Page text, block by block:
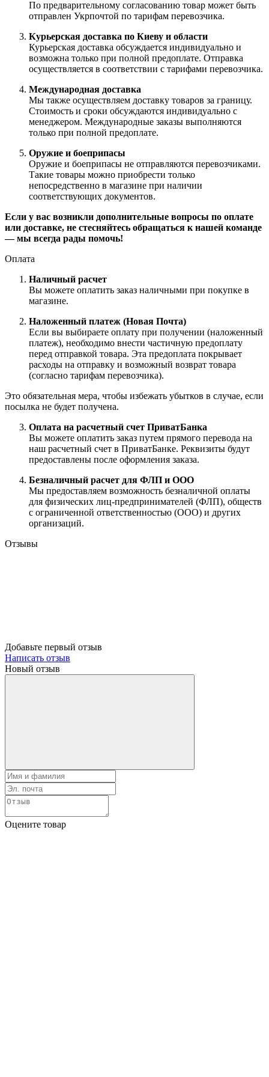
По предварительному согласованию товар может быть
отправлен Укрпочтой по тарифам перевозчика.
Курьерская доставка по Киеву и области
Курьерская доставка обсуждается индивидуально и
возможна только при полной предоплате. Отправка
осуществляется в соответствии с тарифами перевозчика.
Международная доставка
Мы также осуществляем доставку товаров за границу.
Стоимость и сроки обсуждаются индивидуально с
менеджером. Международные заказы выполняются
только при полной предоплате.
Оружие и боеприпасы
Оружие и боеприпасы не отправляются перевозчиками.
Такие товары можно приобрести только
непосредственно в магазине при наличии
соответствующих документов.
Если у вас возникли дополнительные вопросы по оплате
или доставке, не стесняйтесь обращаться к нашей команде
— мы всегда рады помочь!
Оплата
Наличный расчет
Вы можете оплатить заказ наличными при покупке в
магазине.
Наложенный платеж (Новая Почта)
Если вы выбираете оплату при получении (наложенный
платеж), необходимо внести частичную предоплату
перед отправкой товара. Эта предоплата покрывает
расходы на отправку и возможный возврат товара
(согласно тарифам перевозчика).
Это обязательная мера, чтобы избежать убытков в случае, если
посылка не будет получена.
Оплата на расчетный счет ПриватБанка
Вы можете оплатить заказ путем прямого перевода на
наш расчетный счет в ПриватБанке. Реквизиты будут
предоставлены после оформления заказа.
Безналичный расчет для ФЛП и ООО
Мы предоставляем возможность безналичной оплаты
для физических лиц-предпринимателей (ФЛП), обществ
с ограниченной ответственностью (ООО) и других
организаций.
Отзывы
Добавьте первый отзыв
Написать отзыв
Новый отзыв
Оцените товар